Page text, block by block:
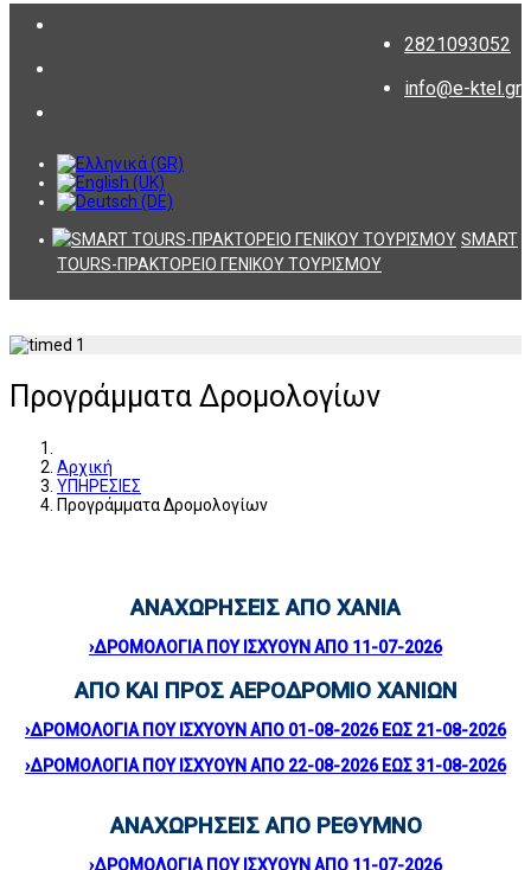
2821093052
info@e-ktel.gr
SMART
TOURS-ΠΡΑΚΤΟΡΕΙΟ ΓΕΝΙΚΟΥ ΤΟΥΡΙΣΜΟΥ
Προγράμματα Δρομολογίων
Αρχική
ΥΠΗΡΕΣΙΕΣ
Προγράμματα Δρομολογίων
ΑΝΑΧΩΡΗΣΕΙΣ ΑΠΟ ΧΑΝΙΑ
›ΔΡΟΜΟΛΟΓΙΑ ΠΟΥ ΙΣΧΥΟΥΝ ΑΠΟ 11-07-2026
ΑΠΟ ΚΑΙ ΠΡΟΣ ΑΕΡΟΔΡΟΜΙΟ ΧΑΝΙΩΝ
›ΔΡΟΜΟΛΟΓΙΑ ΠΟΥ ΙΣΧΥΟΥΝ ΑΠΟ 01-08-2026 ΕΩΣ 21-08-2026
›ΔΡΟΜΟΛΟΓΙΑ ΠΟΥ ΙΣΧΥΟΥΝ ΑΠΟ 22-08-2026 ΕΩΣ 31-08-2026
ΑΝΑΧΩΡΗΣΕΙΣ ΑΠΟ ΡΕΘΥΜΝΟ
›ΔΡΟΜΟΛΟΓΙΑ ΠΟΥ ΙΣΧΥΟΥΝ ΑΠΟ 11-07-2026